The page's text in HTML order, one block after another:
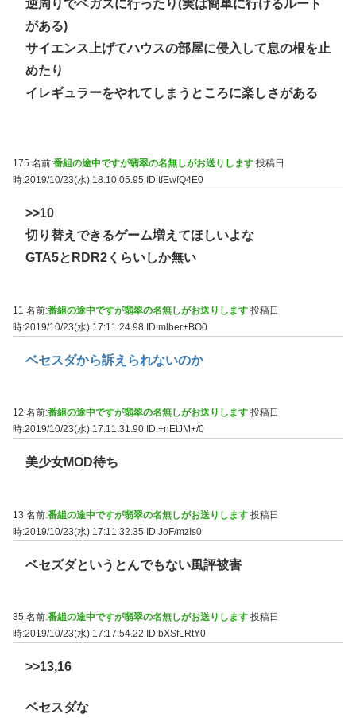
逆周りでベガスに行ったり(実は簡単に行けるルート
がある)
サイエンス上げてハウスの部屋に侵入して息の根を止
めたり
イレギュラーをやれてしまうところに楽しさがある
175 名前:番組の途中ですが翡翠の名無しがお送りします 投稿日
時:2019/10/23(水) 18:10:05.95
ID:tfEwfQ4E0
>>10
切り替えできるゲーム増えてほしいよな
GTA5とRDR2くらいしか無い
11 名前:番組の途中ですが翡翠の名無しがお送りします 投稿日
時:2019/10/23(水) 17:11:24.98 ID:mlber+BO0
ベセスダから訴えられないのか
12 名前:番組の途中ですが翡翠の名無しがお送りします 投稿日
時:2019/10/23(水) 17:11:31.90 ID:+nEtJM+/0
美少女MOD待ち
13 名前:番組の途中ですが翡翠の名無しがお送りします 投稿日
時:2019/10/23(水) 17:11:32.35 ID:JoF/mzIs0
ベセズダというとんでもない風評被害
35 名前:番組の途中ですが翡翠の名無しがお送りします 投稿日
時:2019/10/23(水) 17:17:54.22
ID:bXSfLRtY0
>>13,16
ベセスダな